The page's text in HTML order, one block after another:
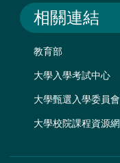
相關連結
教育部
大學入學考試中心
大學甄選入學委員會
大學校院課程資源網